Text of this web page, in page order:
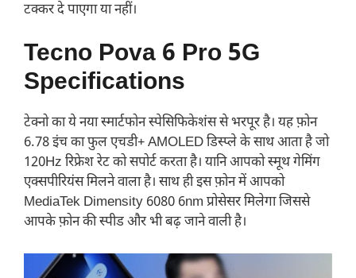
टक्कर दे पाएगा या नहीं।
Tecno Pova 6 Pro 5G
Specifications
टेक्नो का ये नया स्मार्टफोन स्पेसिफिकेशंस से भरपूर है। यह फ़ोन
6.78 इंच का फुल एचडी+ AMOLED डिस्प्ले के साथ आता है जो
120Hz रिफ्रेश रेट को सपोर्ट करता है। यानि आपको स्मूथ गेमिंग
एक्सपीरियंस मिलने वाला है। साथ ही इस फ़ोन में आपको
MediaTek Dimensity 6080 6nm प्रोसेसर मिलेगा जिससे
आपके फ़ोन की स्पीड और भी बढ़ जाने वाली है।